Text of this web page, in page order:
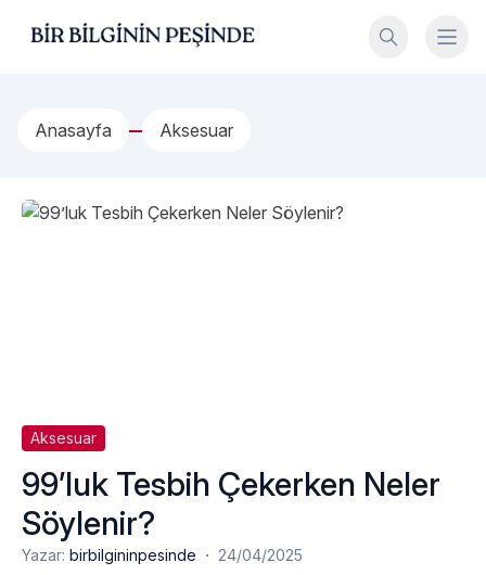
Bir Bilginin Peşinde!
Anasayfa Aksesuar
Aksesuar
99’luk Tesbih Çekerken Neler
Söylenir?
Yazar: birbilgininpesinde · 24/04/2025